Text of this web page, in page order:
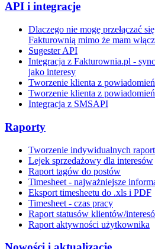
API i integracje
Dlaczego nie mogę przełączać
Fakturownią mimo że mam
Sugester API
Integracja z Fakturownia.pl -
jako interesy
Tworzenie klienta z
Tworzenie klienta z
Integracja z SMSAPI
Raporty
Tworzenie indywidualnych
Lejek sprzedażowy dla interesów
Raport tagów do postów
Timesheet - najważniejsze
Eksport timesheetu do .xls i PDF
Timesheet - czas pracy
Raport statusów klientów/
Raport aktywności użytkownika